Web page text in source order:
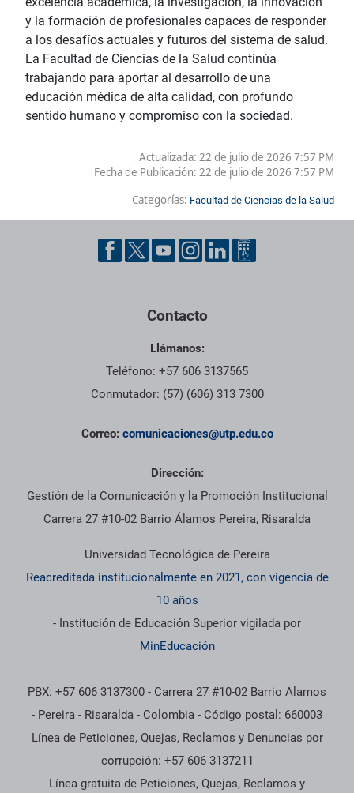
y la formación de profesionales capaces de responder
a los desafíos actuales y futuros del sistema de salud.
La Facultad de Ciencias de la Salud continúa
trabajando para aportar al desarrollo de una
educación médica de alta calidad, con profundo
sentido humano y compromiso con la sociedad.
Actualizada: 22 de julio de 2026 7:57 PM
Fecha de Publicación: 22 de julio de 2026 7:57 PM
Categorías: Facultad de Ciencias de la Salud
Contacto
Llámanos:
Teléfono: +57 606 3137565
Conmutador: (57) (606) 313 7300
Correo: comunicaciones@utp.edu.co
Dirección:
Gestión de la Comunicación y la Promoción Institucional
Carrera 27 #10-02 Barrio Álamos Pereira, Risaralda
Universidad Tecnológica de Pereira
Reacreditada institucionalmente en 2021, con vigencia de
10 años
- Institución de Educación Superior vigilada por
MinEducación
PBX: +57 606 3137300 - Carrera 27 #10-02 Barrio Alamos
- Pereira - Risaralda - Colombia - Código postal: 660003
Línea de Peticiones, Quejas, Reclamos y Denuncias por
corrupción: +57 606 3137211
Línea gratuita de Peticiones, Quejas, Reclamos y